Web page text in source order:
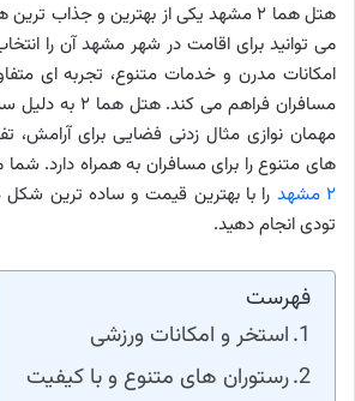
هتل هما ۲ مشهد یکی از بهترین و جذاب
می توانید برای اقامت در شهر مشهد آن را
امکانات مدرن و خدمات متنوع، تجربه ‌ای
مسافران فراهم می‌
مهمان نوازی مثال زدنی فضایی برای آرامش،
های متنوع را برای مسافران به همراه دارد. شما
۲ مشهد
را با بهترین قیمت و ساده ترین
تودی انجام دهید.
فهرست
استخر و امکانات ورزشی
رستوران ‌های متنوع و با کیفیت